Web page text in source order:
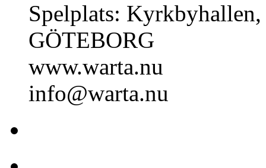
Spelplats:
GÖTEBORG
www.warta.nu
info@warta.nu